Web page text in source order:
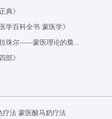
典》
学百科全书·蒙医学》
珠尔——蒙医理论的奠...
部》
疗法 蒙医酸马奶疗法